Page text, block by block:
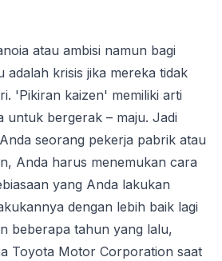
atau ambisi namun bagi
adalah krisis jika mereka tidak
'Pikiran kaizen' memiliki arti
untuk bergerak – maju. Jadi
seorang pekerja pabrik atau
Anda harus menemukan cara
yang Anda lakukan
dengan lebih baik lagi
beberapa tahun yang lalu,
Toyota Motor Corporation saat